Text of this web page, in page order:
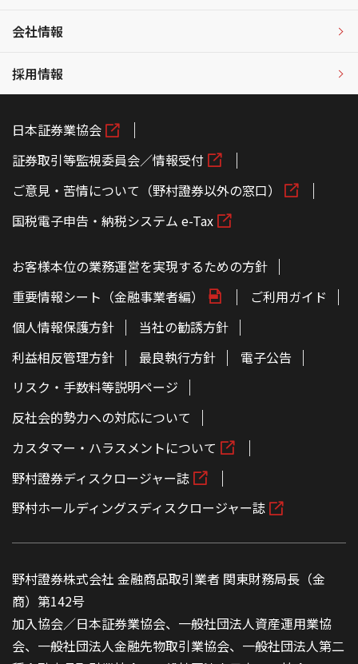
会社情報
採用情報
日本証券業協会
証券取引等監視委員会／情報受付
ご意見・苦情について（野村證券以外の窓口）
国税電子申告・納税システム e-Tax
お客様本位の業務運営を実現するための方針
重要情報シート（金融事業者編）
ご利用ガイド
個人情報保護方針
当社の勧誘方針
利益相反管理方針
最良執行方針
電子公告
リスク・手数料等説明ページ
反社会的勢力への対応について
カスタマー・ハラスメントについて
野村證券ディスクロージャー誌
野村ホールディングスディスクロージャー誌
野村證券株式会社 金融商品取引業者 関東財務局長（金
商）第142号
加入協会／日本証券業協会、一般社団法人資産運用業協
会、一般社団法人金融先物取引業協会、一般社団法人第二